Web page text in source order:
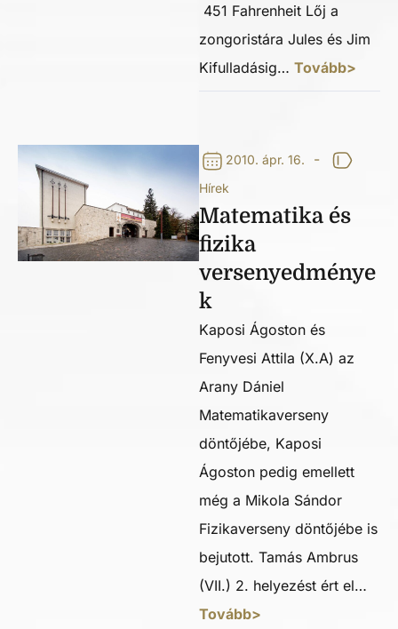
451 Fahrenheit Lőj a
zongoristára Jules és Jim
Kifulladásig… Tovább>
2010. ápr. 16. -
Hírek
Matematika és
fizika
versenyedménye
k
Kaposi Ágoston és
Fenyvesi Attila (X.A) az
Arany Dániel
Matematikaverseny
döntőjébe, Kaposi
Ágoston pedig emellett
még a Mikola Sándor
Fizikaverseny döntőjébe is
bejutott. Tamás Ambrus
(VII.) 2. helyezést ért el…
Tovább>